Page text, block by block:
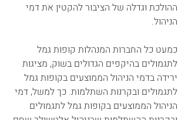
ההולכת וגדלה של הציבור להקטין את דמי
הניהול.
כמעט כל החברות המנהלות קופות גמל
לתגמולים בהיקפים הגדולים בשוק, מציגות
ירידה בדמי הניהול הממוצעים בקופות גמל
לתגמולים ובקרנות השתלמות. כך למשל, דמי
הניהול הממוצעים בקופות גמל לתגמולים